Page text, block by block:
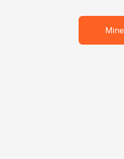
Mine